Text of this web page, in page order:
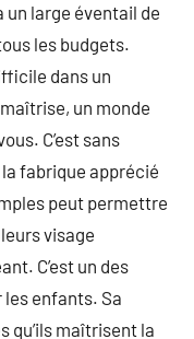
un large éventail de
les budgets.
dans un
un monde
C’est sans
fabrique apprécié
peut permettre
visage
C’est un des
enfants. Sa
qu’ils maîtrisent la